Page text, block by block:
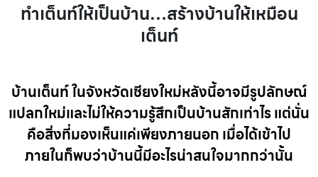
ทำเต็นท์ให้เป็นบ้าน…สร้างบ้านให้เหมือน
เต็นท์
บ้านเต็นท์ ในจังหวัดเชียงใหม่หลังนี้อาจมีรูปลักษณ์
แปลกใหม่และไม่ให้ความรู้สึกเป็นบ้านสักเท่าไร แต่นั่น
คือสิ่งที่มองเห็นแค่เพียงภายนอก เมื่อได้เข้าไป
ภายในก็พบว่าบ้านนี้มีอะไรน่าสนใจมากกว่านั้น